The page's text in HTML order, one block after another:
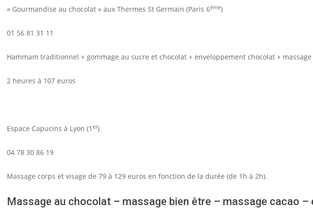
« Gourmandise au chocolat » aux Thermes St Germain (Paris 6ème)
01 56 81 31 11
Hammam traditionnel + gommage au sucre et chocolat + enveloppement chocolat +
2 heures à 107 euros
Espace Capucins à Lyon (1 er)
04 78 30 86 19
Massage corps et visage de 79 à 129 euros en fonction de la durée (de 1h à 2h).
Massage au chocolat – massage bien être – massage cacao –